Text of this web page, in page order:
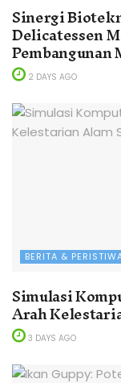
Sinergi
Delicatessen
Pembangunan
2 DAYS AGO
BERITA &
Simulasi
Arah
3 DAYS AGO